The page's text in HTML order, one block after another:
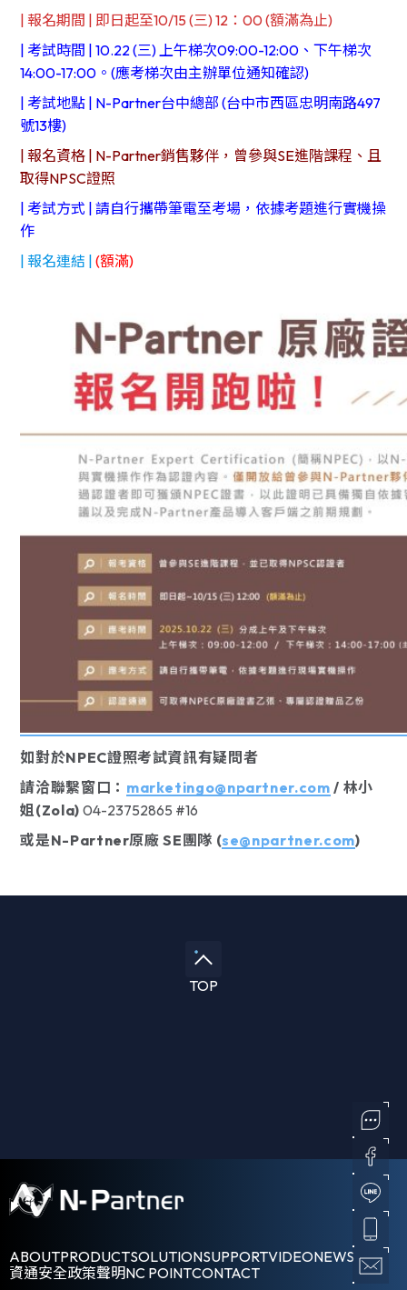
| 報名期間 | 即日起至10/15 (三) 12：00 (額滿為止)
| 考試時間 | 10.22 (三) 上午梯次09:00-12:00、下午梯次
14:00-17:00。(應考梯次由主辦單位通知確認)​
| 考試地點 | N-Partner台中總部 (台中市西區忠明南路497
號13樓)
| 報名資格 | N-Partner銷售夥伴，曾參與SE進階課程、且
取得NPSC證照
| 考試方式 | 請自行攜帶筆電至考場，依據考題進行實機操
作
| 報名連結 |(額滿)
如對於NPEC證照考試資訊有疑問者
請洽聯繫窗口： marketingo@npartner.com / 林小
姐(Zola) 04-23752865 #16
或是N-Partner原廠 SE團隊 (se@npartner.com)
TOP
ABOUTPRODUCTSOLUTIONSUPPORTVIDEONEWS
資通安全政策聲明NC POINTCONTACT